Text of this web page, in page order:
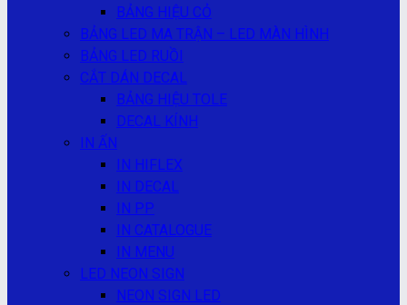
BẢNG HIỆU CỎ
BẢNG LED MA TRẬN – LED MÀN HÌNH
BẢNG LED RUỒI
CẮT DÁN DECAL
BẢNG HIỆU TOLE
DECAL KÍNH
IN ẤN
IN HIFLEX
IN DECAL
IN PP
IN CATALOGUE
IN MENU
LED NEON SIGN
NEON SIGN LED